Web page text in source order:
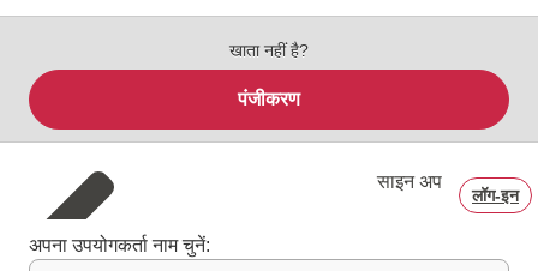
खाता नहीं है?
पंजीकरण
साइन अप
लॉग‑इन
अपना उपयोगकर्ता नाम चुनें: